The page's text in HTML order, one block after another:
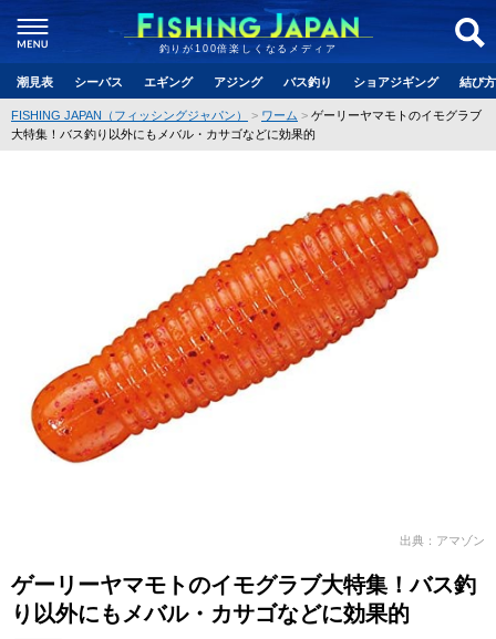
釣りが100倍楽しくなるメディア
潮見表 シーバス エギング アジング バス釣り ショアジギング 結び
FISHING JAPAN（フィッシングジャパン） ワーム
ゲーリーヤマモトのイモグラブ
大特集！バス釣り以外にもメバル・カサゴなどに効果的
出典：アマゾン
ゲーリーヤマモトのイモグラブ大特集！バス釣
り以外にもメバル・カサゴなどに効果的